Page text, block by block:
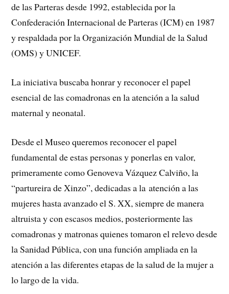
de las Parteras desde 1992, establecida por la
Confederación Internacional de Parteras (ICM) en 1987
y respaldada por la Organización Mundial de la Salud
(OMS) y UNICEF.
La iniciativa buscaba honrar y reconocer el papel
esencial de las comadronas en la atención a la salud
maternal y neonatal.
Desde el Museo queremos reconocer el papel
fundamental de estas personas y ponerlas en valor,
primeramente como Genoveva Vázquez Calviño, la
“partureira de Xinzo”, dedicadas a la atención a las
mujeres hasta avanzado el S. XX, siempre de manera
altruista y con escasos medios, posteriormente las
comadronas y matronas quienes tomaron el relevo desde
la Sanidad Pública, con una función ampliada en la
atención a las diferentes etapas de la salud de la mujer a
lo largo de la vida.